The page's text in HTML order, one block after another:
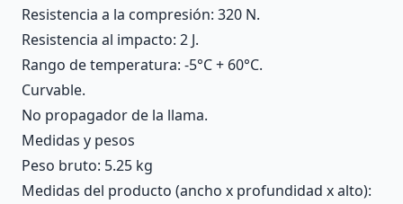
Resistencia a la compresión: 320 N.
Resistencia al impacto: 2 J.
Rango de temperatura: -5°C + 60°C.
Curvable.
No propagador de la llama.
Medidas y pesos
Peso bruto: 5.25 kg
Medidas del producto (ancho x profundidad x alto):